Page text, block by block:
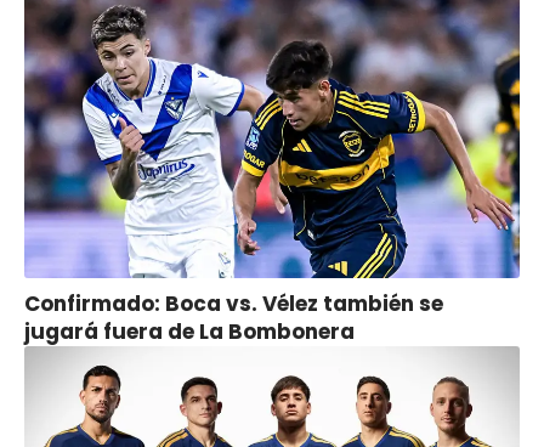
Confirmado: Boca vs. Vélez también se
jugará fuera de La Bombonera